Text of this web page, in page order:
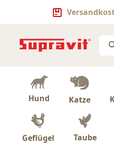
Hund Katze
Geflügel Taube